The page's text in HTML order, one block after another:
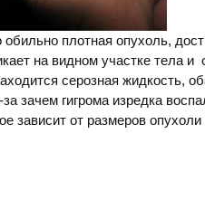
плотная опухоль,
на видном участке тела
серозная жидкость,
зачем гигрома изредка
зависит от размеров опухоли